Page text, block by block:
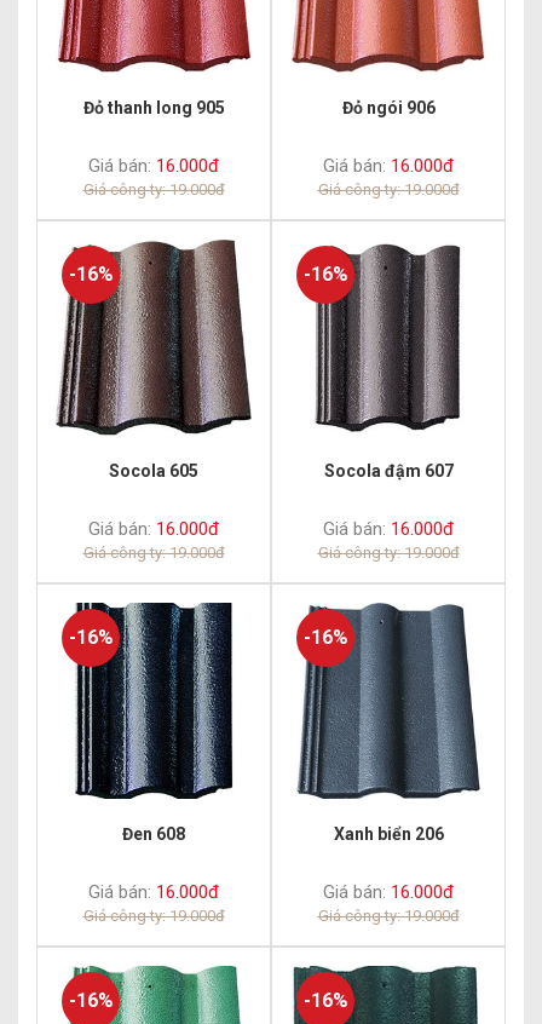
Đỏ thanh long 905
Giá bán: 16.000đ
Giá công ty: 19.000đ
Đỏ ngói 906
Giá bán: 16.000đ
Giá công ty: 19.000đ
-16%
Socola 605
Giá bán: 16.000đ
Giá công ty: 19.000đ
-16%
Socola đậm 607
Giá bán: 16.000đ
Giá công ty: 19.000đ
-16%
Đen 608
Giá bán: 16.000đ
Giá công ty: 19.000đ
-16%
Xanh biển 206
Giá bán: 16.000đ
Giá công ty: 19.000đ
-16% -16%